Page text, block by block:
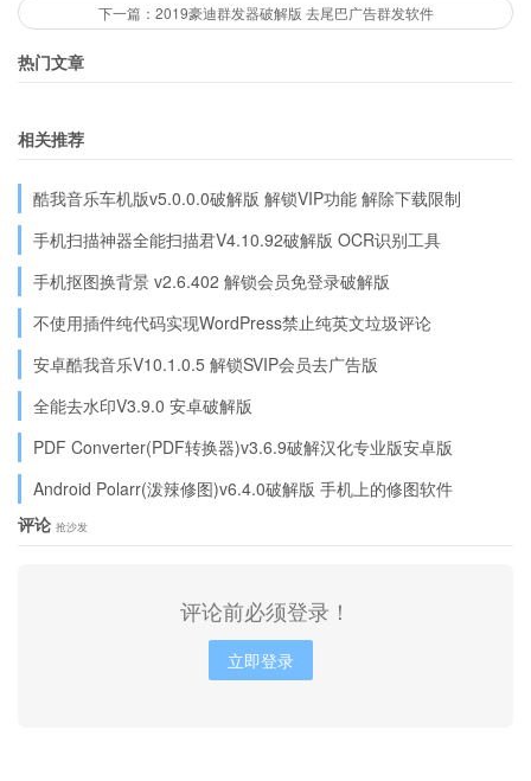
下一篇：2019豪迪群发器破解版 去尾巴广告群发软件
热门文章
相关推荐
酷我音乐车机版v5.0.0.0破解版 解锁VIP功能 解除下载限制
手机扫描神器全能扫描君V4.10.92破解版 OCR识别工具
手机抠图换背景 v2.6.402 解锁会员免登录破解版
不使用插件纯代码实现WordPress禁止纯英文垃圾评论
安卓酷我音乐V10.1.0.5 解锁SVIP会员去广告版
全能去水印V3.9.0 安卓破解版
PDF Converter(PDF转换器)v3.6.9破解汉化专业版安卓版
Android Polarr(泼辣修图)v6.4.0破解版 手机上的修图软件
评论 抢沙发
评论前必须登录！
立即登录